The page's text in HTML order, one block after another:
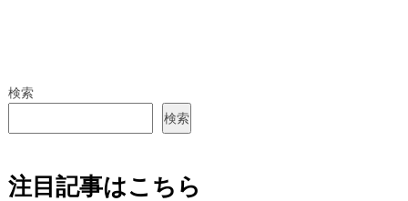
検索
検索
注目記事はこちら